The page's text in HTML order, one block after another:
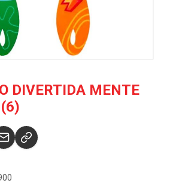
DIVERTIDA MENTE